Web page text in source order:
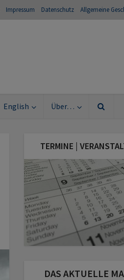
Impressum Datenschutz Allgemeine
English Über…
TERMINE |
DAS AKTUELLE